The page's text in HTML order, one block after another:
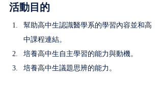
活動目的
幫助高中生認識醫學系的學習內容並和高
中課程連結。
培養高中生自主學習的能力與動機。
培養高中生議題思辨的能力。